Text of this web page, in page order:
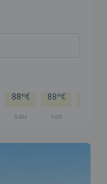
8899€
sau
8899€
vas